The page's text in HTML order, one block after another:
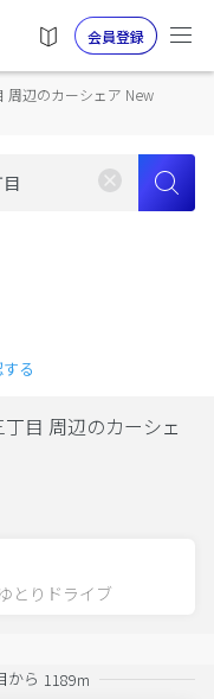
会員登録
周辺のカーシェア New
る
目 周辺のカーシェ
とりドライブ
から 1189m